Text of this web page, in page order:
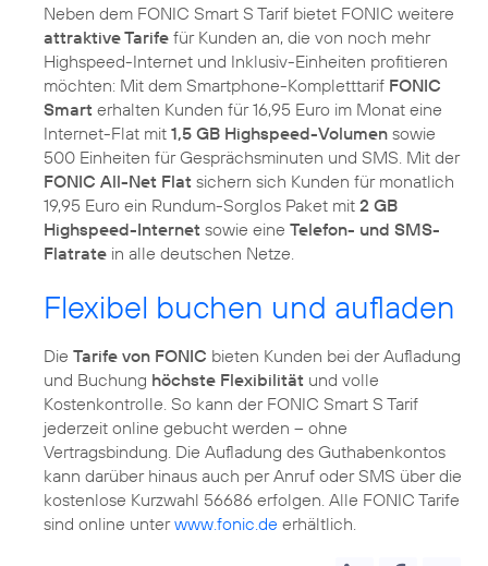
Neben dem FONIC Smart S Tarif bietet FONIC weitere
attraktive Tarife für Kunden an, die von noch mehr
Highspeed-Internet und Inklusiv-Einheiten profitieren
möchten: Mit dem Smartphone-Kompletttarif FONIC
Smart erhalten Kunden für 16,95 Euro im Monat eine
Internet-Flat mit 1,5 GB Highspeed-Volumen sowie
500 Einheiten für Gesprächsminuten und SMS. Mit der
FONIC All-Net Flat sichern sich Kunden für monatlich
19,95 Euro ein Rundum-Sorglos Paket mit 2 GB
Highspeed-Internet sowie eine Telefon- und SMS-
Flatrate in alle deutschen Netze.
Flexibel buchen und aufladen
Die Tarife von FONIC bieten Kunden bei der Aufladung
und Buchung höchste Flexibilität und volle
Kostenkontrolle. So kann der FONIC Smart S Tarif
jederzeit online gebucht werden – ohne
Vertragsbindung. Die Aufladung des Guthabenkontos
kann darüber hinaus auch per Anruf oder SMS über die
kostenlose Kurzwahl 56686 erfolgen. Alle FONIC Tarife
sind online unterwww.fonic.de erhältlich.